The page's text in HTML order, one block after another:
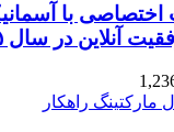
با
آنلاین در سال ۲۰۲۵